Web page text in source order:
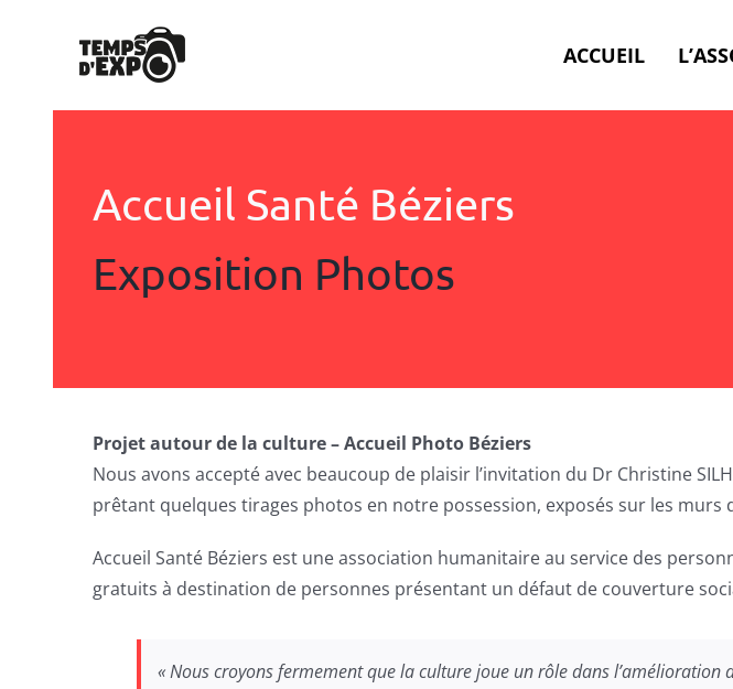
ACCUEIL
Accueil Santé Béziers
Exposition Photos
Projet autour de la culture – Accueil Photo Béziers
Nous avons accepté avec beaucoup de plaisir l’invitation du Dr Christine
prêtant quelques tirages photos en notre possession, exposés sur les murs
Accueil Santé Béziers est une association humanitaire au service des
gratuits à destination de personnes présentant un défaut de couverture
« Nous croyons fermement que la culture joue un rôle dans